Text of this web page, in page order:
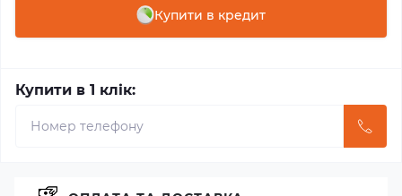
Купити в кредит
Купити в 1 клік: